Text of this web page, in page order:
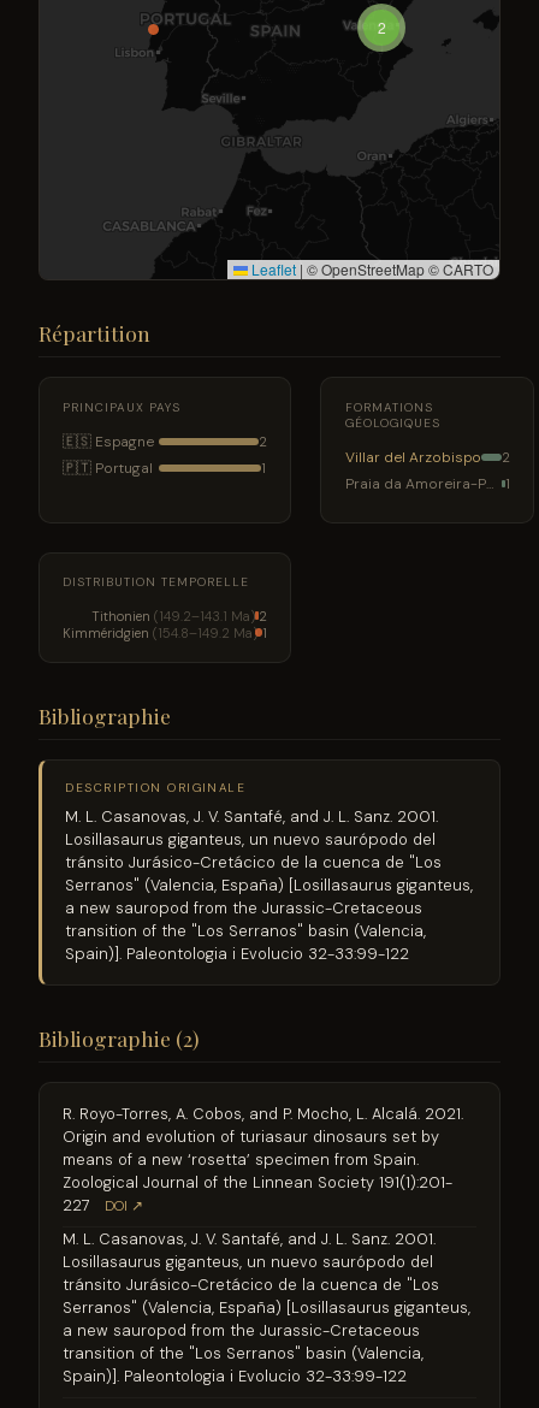
2
Leaflet | © OpenStreetMap © CARTO
Répartition
PRINCIPAUX PAYS
🇪🇸 Espagne 2
🇵🇹 Portugal 1
FORMATIONS
GÉOLOGIQUES
Villar del Arzobispo 2
Praia da Amoreira-Porto Novo 1
DISTRIBUTION TEMPORELLE
Tithonien (149.2–143.1 Ma) 2
Kimméridgien (154.8–149.2 Ma) 1
Bibliographie
DESCRIPTION ORIGINALE
M. L. Casanovas, J. V. Santafé, and J. L. Sanz. 2001.
Losillasaurus giganteus, un nuevo saurópodo del
tránsito Jurásico-Cretácico de la cuenca de "Los
Serranos" (Valencia, España) [Losillasaurus giganteus,
a new sauropod from the Jurassic-Cretaceous
transition of the "Los Serranos" basin (Valencia,
Spain)]. Paleontologia i Evolucio 32-33:99-122
Bibliographie (2)
R. Royo-Torres, A. Cobos, and P. Mocho, L. Alcalá. 2021.
Origin and evolution of turiasaur dinosaurs set by
means of a new ‘rosetta’ specimen from Spain.
Zoological Journal of the Linnean Society 191(1):201-
227
DOI ↗
M. L. Casanovas, J. V. Santafé, and J. L. Sanz. 2001.
Losillasaurus giganteus, un nuevo saurópodo del
tránsito Jurásico-Cretácico de la cuenca de "Los
Serranos" (Valencia, España) [Losillasaurus giganteus,
a new sauropod from the Jurassic-Cretaceous
transition of the "Los Serranos" basin (Valencia,
Spain)]. Paleontologia i Evolucio 32-33:99-122